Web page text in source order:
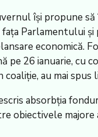
își propune să
Parlamentului și
economică.
pe 26 ianuarie, cu
au mai spus
absorbția
obiectivele majore